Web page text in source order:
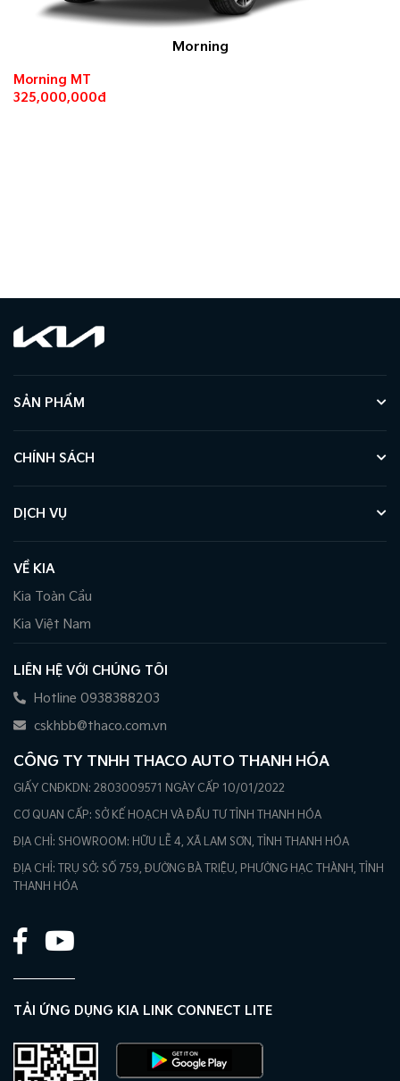
Morning
Morning MT
325,000,000đ
SẢN PHẨM
CHÍNH SÁCH
DỊCH VỤ
VỀ KIA
Kia Toàn Cầu
Kia Việt Nam
LIÊN HỆ VỚI CHÚNG TÔI
Hotline 0938388203
cskhbb@thaco.com.vn
CÔNG TY TNHH THACO AUTO THANH HÓA
GIẤY CNĐKDN: 2803009571 NGÀY CẤP 10/01/2022
CƠ QUAN CẤP: SỞ KẾ HOẠCH VÀ ĐẦU TƯ TỈNH THANH HÓA
ĐỊA CHỈ: SHOWROOM: HỮU LỄ 4, XÃ LAM SƠN, TỈNH THANH HÓA
ĐỊA CHỈ: TRỤ SỞ: SỐ 759, ĐƯỜNG BÀ TRIỆU, PHƯỜNG HẠC THÀNH, TỈNH
THANH HÓA
TẢI ỨNG DỤNG KIA LINK CONNECT LITE